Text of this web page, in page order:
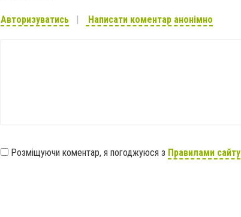
Авторизуватись Написати коментар анонімно
Розміщуючи коментар, я погоджуюся з Правилами сайту